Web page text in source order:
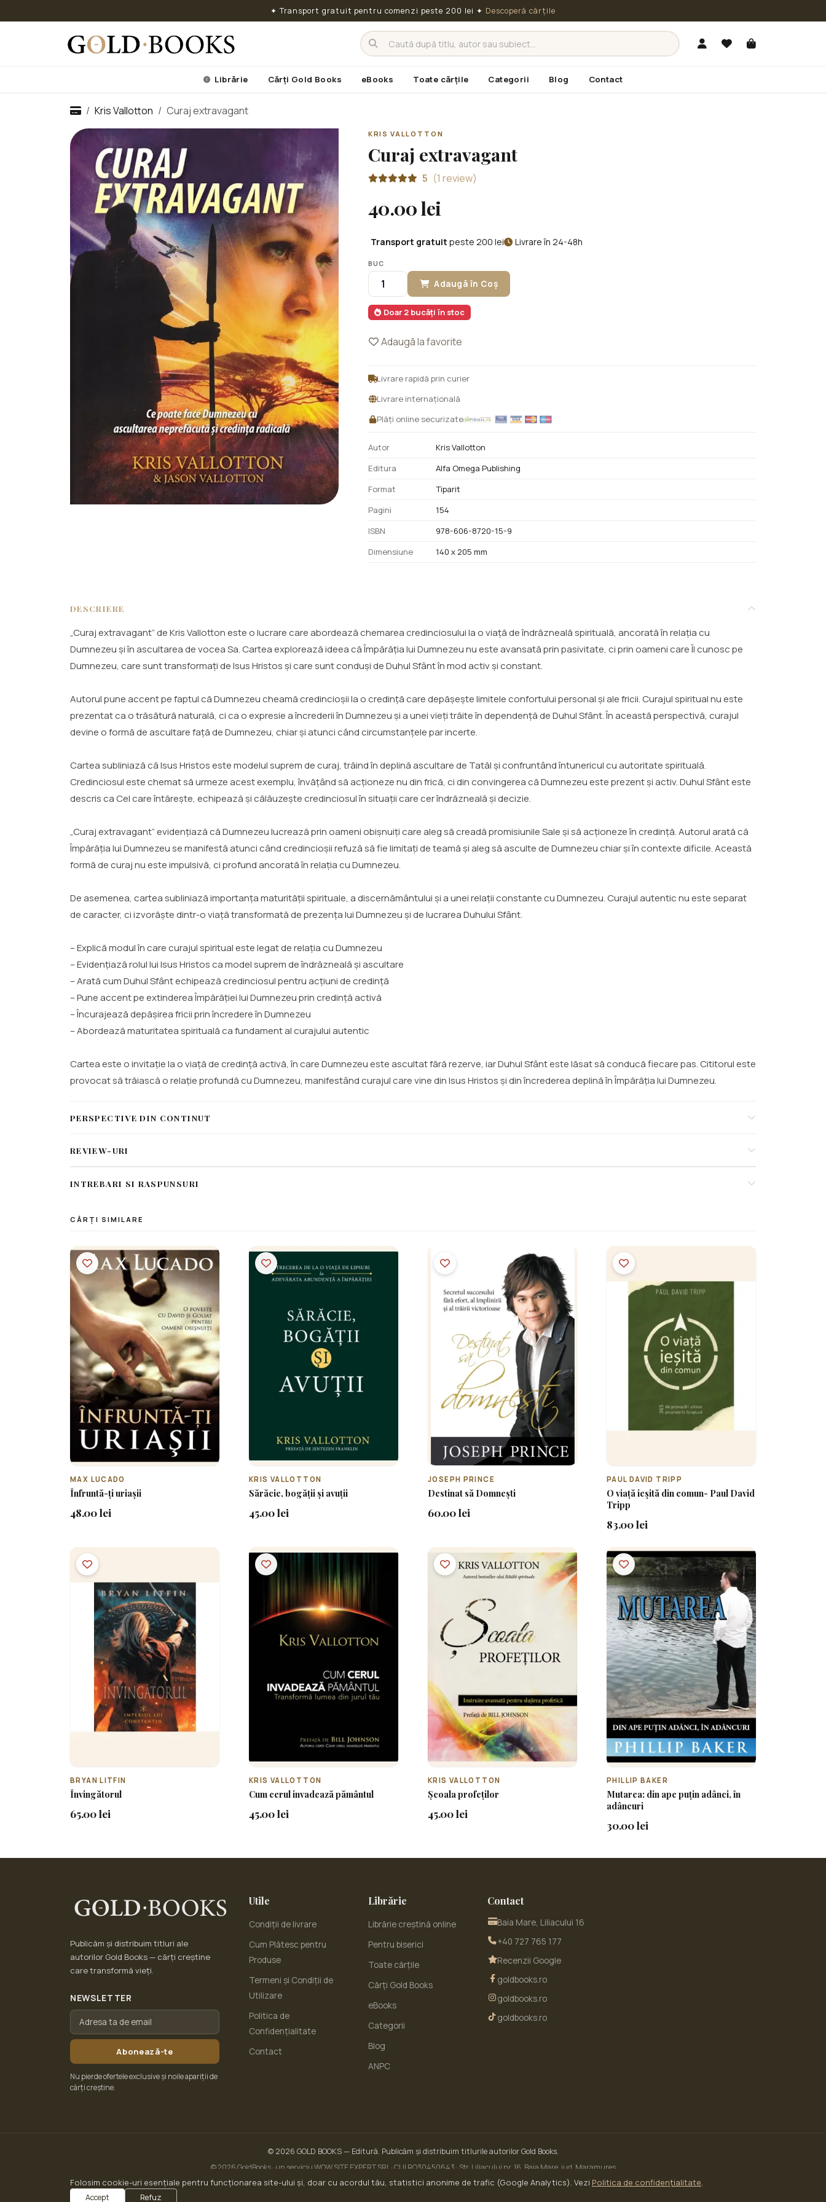
✦ Transport gratuit pentru comenzi peste 200 lei ✦ Descoperă cărțile
Librărie Cărți Gold Books eBooks Toate cărțile Categorii Blog Contact
Kris Vallotton Curaj extravagant
KRIS VALLOTTON
Curaj extravagant
5 (1 review)
40.00 lei
Transport gratuit peste 200 lei Livrare în 24-48h
BUC
Adaugă în Coș
Doar 2 bucăți în stoc
Adaugă la favorite
Livrare rapidă prin curier
Livrare internațională
Plăți online securizate
Autor
Kris Vallotton
Editura
Alfa Omega Publishing
Format
Tiparit
Pagini
154
ISBN
978-606-8720-15-9
Dimensiune
140 x 205 mm
DESCRIERE
„Curaj extravagant” de Kris Vallotton este o lucrare care abordează chemarea credinciosului la o viață de îndrăzneală spirituală, ancorată în relația cu
Dumnezeu și în ascultarea de vocea Sa. Cartea explorează ideea că Împărăția lui Dumnezeu nu este avansată prin pasivitate, ci prin oameni care Îl cunosc pe
Dumnezeu, care sunt transformați de Isus Hristos și care sunt conduși de Duhul Sfânt în mod activ și constant.
Autorul pune accent pe faptul că Dumnezeu cheamă credincioșii la o credință care depășește limitele confortului personal și ale fricii. Curajul spiritual nu este
prezentat ca o trăsătură naturală, ci ca o expresie a încrederii în Dumnezeu și a unei vieți trăite în dependență de Duhul Sfânt. În această perspectivă, curajul
devine o formă de ascultare față de Dumnezeu, chiar și atunci când circumstanțele par incerte.
Cartea subliniază că Isus Hristos este modelul suprem de curaj, trăind în deplină ascultare de Tatăl și confruntând întunericul cu autoritate spirituală.
Credinciosul este chemat să urmeze acest exemplu, învățând să acționeze nu din frică, ci din convingerea că Dumnezeu este prezent și activ. Duhul Sfânt este
descris ca Cel care întărește, echipează și călăuzește credinciosul în situații care cer îndrăzneală și decizie.
„Curaj extravagant” evidențiază că Dumnezeu lucrează prin oameni obișnuiți care aleg să creadă promisiunile Sale și să acționeze în credință. Autorul arată că
Împărăția lui Dumnezeu se manifestă atunci când credincioșii refuză să fie limitați de teamă și aleg să asculte de Dumnezeu chiar și în contexte dificile. Această
formă de curaj nu este impulsivă, ci profund ancorată în relația cu Dumnezeu.
De asemenea, cartea subliniază importanța maturității spirituale, a discernământului și a unei relații constante cu Dumnezeu. Curajul autentic nu este separat
de caracter, ci izvorăște dintr-o viață transformată de prezența lui Dumnezeu și de lucrarea Duhului Sfânt.
– Explică modul în care curajul spiritual este legat de relația cu Dumnezeu
– Evidențiază rolul lui Isus Hristos ca model suprem de îndrăzneală și ascultare
– Arată cum Duhul Sfânt echipează credinciosul pentru acțiuni de credință
– Pune accent pe extinderea Împărăției lui Dumnezeu prin credință activă
– Încurajează depășirea fricii prin încredere în Dumnezeu
– Abordează maturitatea spirituală ca fundament al curajului autentic
Cartea este o invitație la o viață de credință activă, în care Dumnezeu este ascultat fără rezerve, iar Duhul Sfânt este lăsat să conducă fiecare pas. Cititorul este
provocat să trăiască o relație profundă cu Dumnezeu, manifestând curajul care vine din Isus Hristos și din încrederea deplină în Împărăția lui Dumnezeu.
PERSPECTIVE DIN CONTINUT
REVIEW-URI
INTREBARI SI RASPUNSURI
CĂRȚI SIMILARE
MAX LUCADO
Înfruntă-ți uriașii
48.00 lei
KRIS VALLOTTON
Sărăcie, bogății și avuții
45.00 lei
JOSEPH PRINCE
Destinat să Domnești
60.00 lei
PAUL DAVID TRIPP
O viață ieșită din comun- Paul David
Tripp
83.00 lei
BRYAN LITFIN
Învingătorul
65.00 lei
KRIS VALLOTTON
Cum cerul invadează pământul
45.00 lei
KRIS VALLOTTON
Școala profeților
45.00 lei
PHILLIP BAKER
Mutarea: din ape puțin adânci, în
adâncuri
30.00 lei
Publicăm și distribuim titluri ale
autorilor Gold Books — cărți creștine
care transformă vieți.
NEWSLETTER
Abonează-te
Nu pierde ofertele exclusive și noile apariții de
cărți creștine.
Utile
Condiții de livrare
Cum Plătesc pentru
Produse
Termeni și Condiții de
Utilizare
Politica de
Confidențialitate
Contact
Librărie
Librărie creștină online
Pentru biserici
Toate cărțile
Cărți Gold Books
eBooks
Categorii
Blog
ANPC
Contact
Baia Mare, Liliacului 16
+40 727 765 177
Recenzii Google
goldbooks.ro
goldbooks.ro
goldbooks.ro
© 2026 GOLD BOOKS— Editură. Publicăm și distribuim titlurile autorilor Gold Books.
© 2026 GoldBooks · un serviciu WOW SITE EXPERT SRL · CUI RO30450643 · Str. Liliacului nr. 16, Baia Mare, jud. Maramureș
ANPC — Soluționarea Alternativă a Litigiilor (SAL)
Folosim cookie-uri esențiale pentru funcționarea site-ului și, doar cu acordul tău, statistici anonime de trafic (Google Analytics). Vezi Politica de confidențialitate.
Accept Refuz